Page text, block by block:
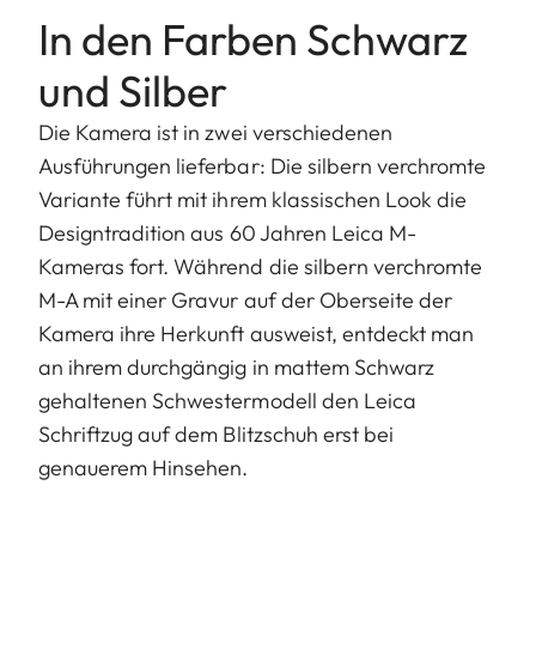
In den Farben Schwarz
und Silber
Die Kamera ist in zwei verschiedenen
Ausführungen lieferbar: Die silbern verchromte
Variante führt mit ihrem klassischen Look die
Designtradition aus 60 Jahren Leica M-
Kameras fort. Während die silbern verchromte
M-A mit einer Gravur auf der Oberseite der
Kamera ihre Herkunft ausweist, entdeckt man
an ihrem durchgängig in mattem Schwarz
gehaltenen Schwestermodell den Leica
Schriftzug auf dem Blitzschuh erst bei
genauerem Hinsehen.